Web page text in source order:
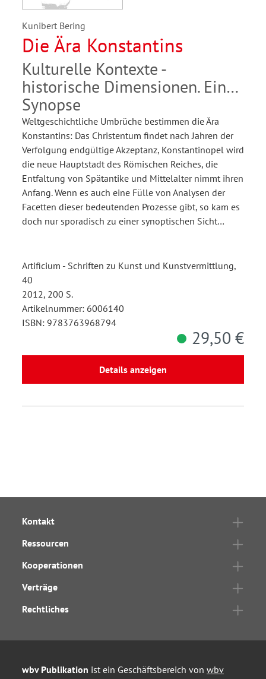
Kunibert Bering
Die Ära Konstantins
Kulturelle Kontexte -
historische Dimensionen. Eine
Synopse
Weltgeschichtliche Umbrüche bestimmen die Ära
Konstantins: Das Christentum findet nach Jahren der
Verfolgung endgültige Akzeptanz, Konstantinopel wird
die neue Hauptstadt des Römischen Reiches, die
Entfaltung von Spätantike und Mittelalter nimmt ihren
Anfang. Wenn es auch eine Fülle von Analysen der
Facetten dieser bedeutenden Prozesse gibt, so kam es
doch nur sporadisch zu einer synoptischen Sicht…
Artificium - Schriften zu Kunst und Kunstvermittlung,
40
2012, 200 S.
Artikelnummer: 6006140
ISBN: 9783763968794
29,50 €
Details anzeigen
Kontakt
Ressourcen
Kooperationen
Verträge
Rechtliches
wbv Publikation ist ein Geschäftsbereich von wbv